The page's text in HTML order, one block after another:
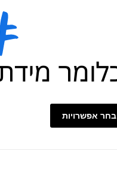
בחר אפשרויות